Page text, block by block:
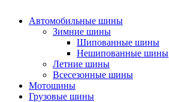
Автомобильные шины
Зимние шины
Шипованные шины
Нешипованные шины
Летние шины
Всесезонные шины
Мотошины
Грузовые шины